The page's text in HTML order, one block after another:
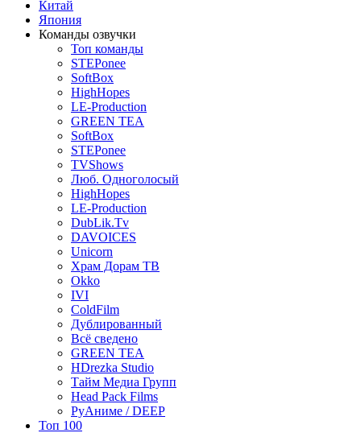
Китай
Япония
Команды озвучки
Топ команды
STEPonee
SoftBox
HighHopes
LE-Production
GREEN TEA
SoftBox
STEPonee
TVShows
Люб. Одноголосый
HighHopes
LE-Production
DubLik.Tv
DAVOICES
Unicorn
Храм Дорам ТВ
Okko
IVI
ColdFilm
Дублированный
Всё сведено
GREEN TEA
HDrezka Studio
Тайм Медиа Групп
Head Pack Films
РуАниме / DEEP
Топ 100